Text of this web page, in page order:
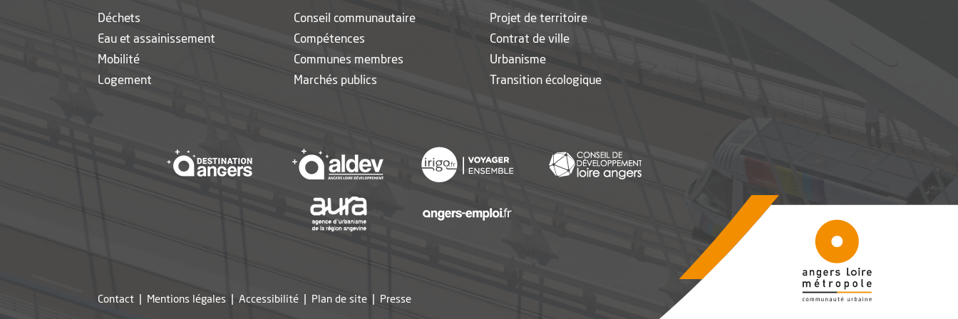
Déchets
Eau et assainissement
Mobilité
Logement
Conseil communautaire
Compétences
Communes membres
Marchés publics
Projet de territoire
Contrat de ville
Urbanisme
Transition écologique
, Ouvre une nouvelle fenêtre, Ouvre une nouvelle fenêtre, Ouvre une nouvelle fenêtre
Contact Mentions légales Accessibilité Plan de site Presse, Ouvre une nouvelle fenêtre